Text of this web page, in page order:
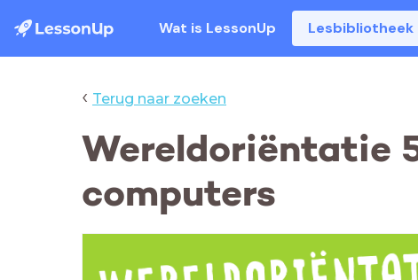
Wat is LessonUp Lesbibliotheek
‹ Terug naar zoeken
Wereldoriëntatie
computers